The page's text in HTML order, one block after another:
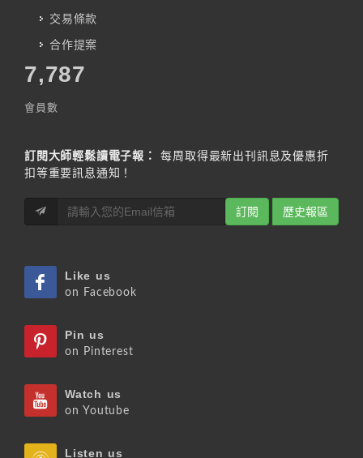
交易條款
合作提案
7,787
會員數
訂閱大師輕鬆讀電子報：
每周取得最新出刊訊息及優惠折
扣等重要訊息通知！
訂閱 歷史報區
Like us
on Facebook
Pin us
on Pinterest
Watch us
on Youtube
Listen us